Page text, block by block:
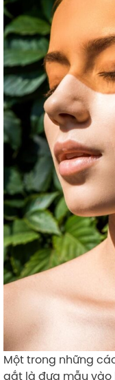
Một trong những
gắt là đưa mẫu vào